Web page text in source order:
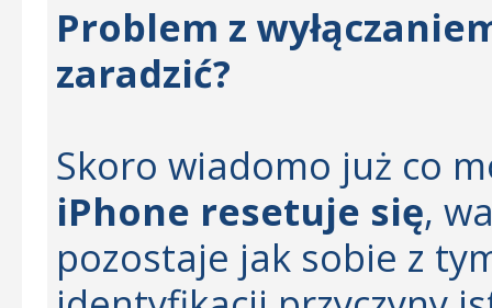
Problem z
zaradzić?
Skoro wiadomo już co
iPhone resetuje się,
pozostaje jak sobie z